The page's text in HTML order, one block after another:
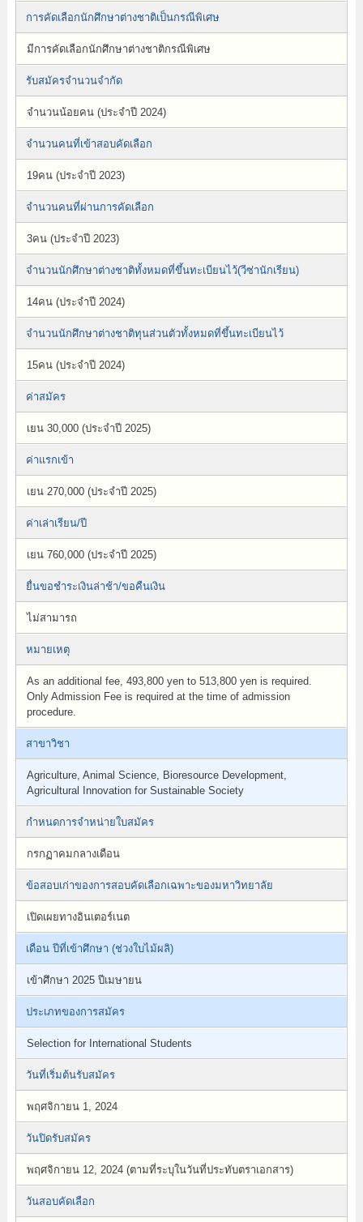
การคัดเลือกนักศึกษาต่างชาติเป็นกรณีพิเศษ
มีการคัดเลือกนักศึกษาต่างชาติกรณีพิเศษ
รับสมัครจำนวนจำกัด
จำนวนน้อยคน (ประจำปี 2024)
จำนวนคนที่เข้าสอบคัดเลือก
19คน (ประจำปี 2023)
จำนวนคนที่ผ่านการคัดเลือก
3คน (ประจำปี 2023)
จำนวนนักศึกษาต่างชาติทั้งหมดที่ขึ้นทะเบียนไว้(วีซ่านักเรียน)
14คน (ประจำปี 2024)
จำนวนนักศึกษาต่างชาติทุนส่วนตัวทั้งหมดที่ขึ้นทะเบียนไว้
15คน (ประจำปี 2024)
ค่าสมัคร
เยน 30,000 (ประจำปี 2025)
ค่าแรกเข้า
เยน 270,000 (ประจำปี 2025)
ค่าเล่าเรียน/ปี
เยน 760,000 (ประจำปี 2025)
ยื่นขอชำระเงินล่าช้า/ขอคืนเงิน
ไม่สามารถ
หมายเหตุ
As an additional fee, 493,800 yen to 513,800 yen is required.
Only Admission Fee is required at the time of admission
procedure.
สาขาวิชา
Agriculture, Animal Science, Bioresource Development,
Agricultural Innovation for Sustainable Society
กำหนดการจำหน่ายใบสมัคร
กรกฏาคมกลางเดือน
ข้อสอบเก่าของการสอบคัดเลือกเฉพาะของมหาวิทยาลัย
เปิดเผยทางอินเตอร์เนต
เดือน ปีที่เข้าศึกษา (ช่วงใบไม้ผลิ)
เข้าศึกษา 2025 ปีเมษายน
ประเภทของการสมัคร
Selection for International Students
วันที่เริ่มต้นรับสมัคร
พฤศจิกายน 1, 2024
วันปิดรับสมัคร
พฤศจิกายน 12, 2024 (ตามที่ระบุในวันที่ประทับตราเอกสาร)
วันสอบคัดเลือก